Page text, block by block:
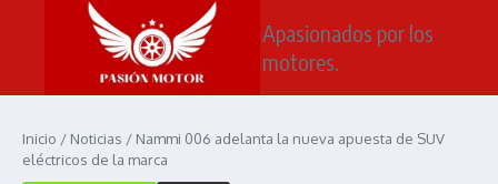
Saltar al contenido
Apasionados por los
motores.
Inicio / Noticias / Nammi 006 adelanta la nueva apuesta de SUV
eléctricos de la marca